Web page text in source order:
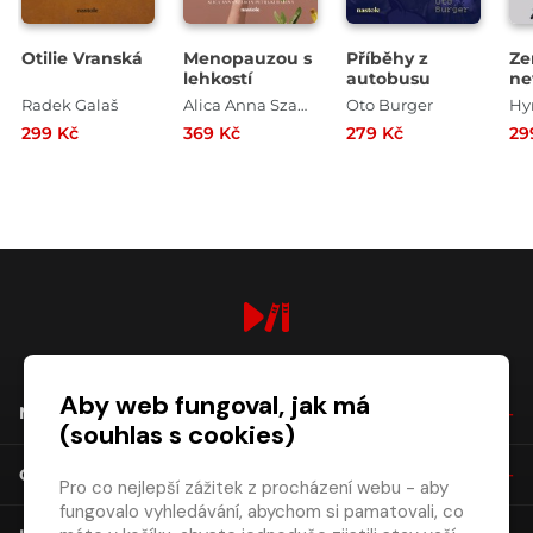
Otilie Vranská
Radek Galaš
299 Kč
Menopauzou s
lehkostí
Alica Anna Szabó , Petra Kubalová
369 Kč
Příběhy z
autobusu
Oto Burger
279 Kč
NÁKUP
O SPOLEČNOSTI
Aby web fungoval, jak má
(souhlas s cookies)
Pro co nejlepší zážitek z procházení webu - aby
fungovalo vyhledávání, abychom si pamatovali, co